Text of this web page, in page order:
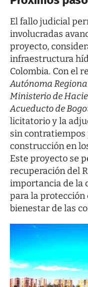
El fallo judicial
involucradas
proyecto,
infraestructura
Colombia. Con el
Autónoma
Ministerio de
Acueducto de
licitatorio y la
sin contratiempos
construcción en
Este proyecto se
recuperación del
importancia de la
para la
bienestar de las